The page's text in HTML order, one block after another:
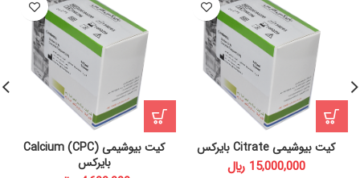
کیت بیوشیمی Citrate بایرکس
﷼
کیت بیوشیمی Calcium (CPC)
بایرکس